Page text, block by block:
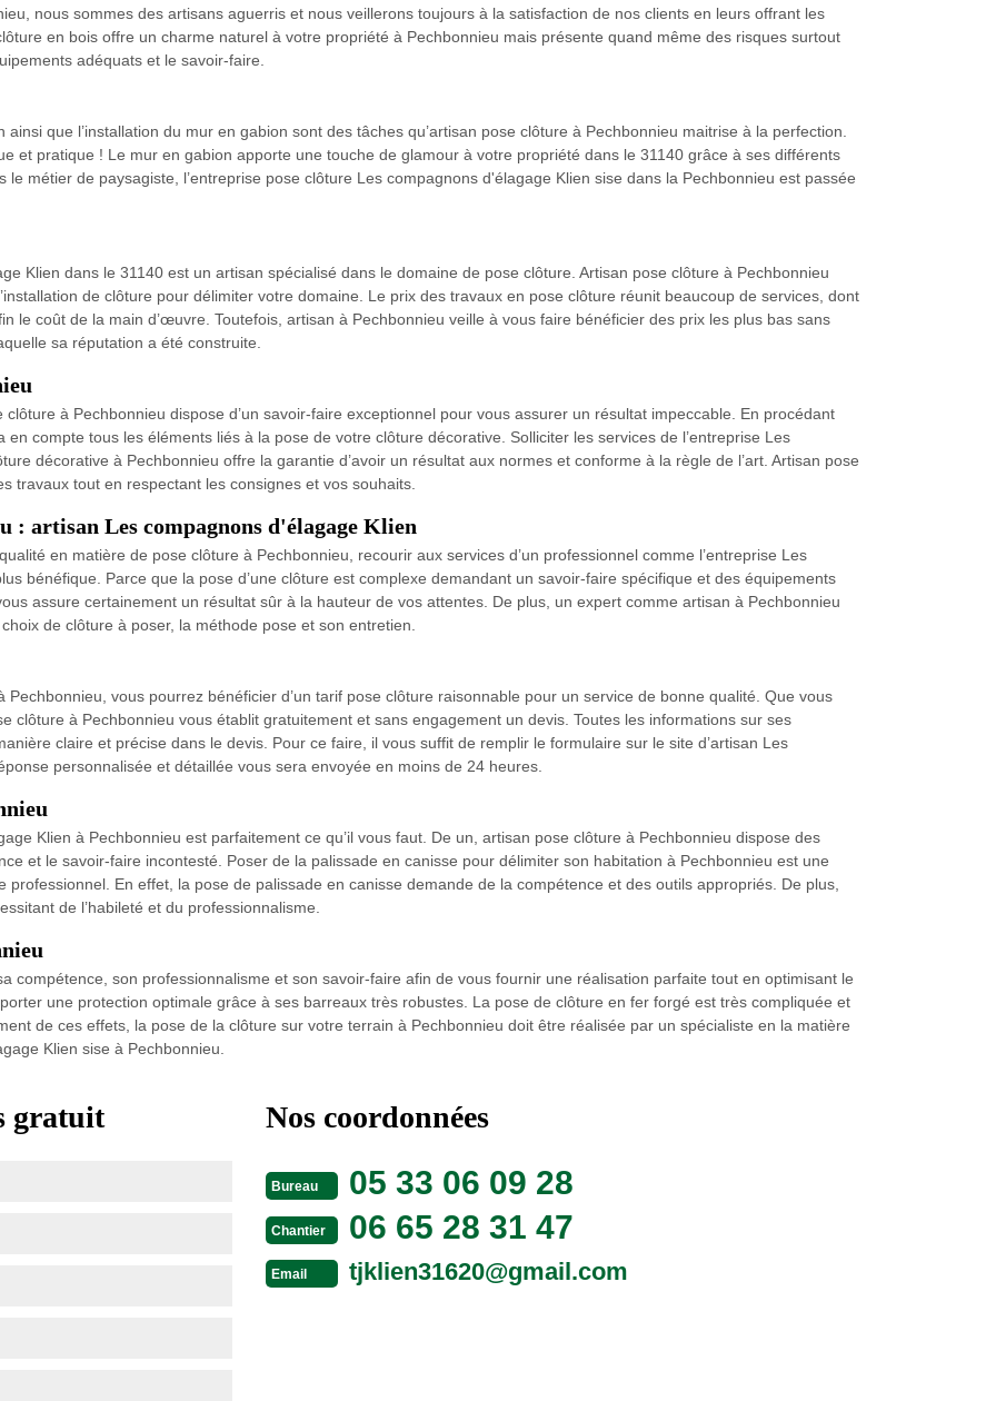
nous sommes des artisans aguerris et nous veillerons toujours à la satisfaction de nos clients en leurs offrant les
en bois offre un charme naturel à votre propriété à Pechbonnieu mais présente quand même des risques surtout
adéquats et le savoir-faire.
que l’installation du mur en gabion sont des tâches qu’artisan pose clôture à Pechbonnieu maitrise à la perfection.
et pratique ! Le mur en gabion apporte une touche de glamour à votre propriété dans le 31140 grâce à ses différents
le métier de paysagiste, l’entreprise pose clôture Les compagnons d'élagage Klien sise dans la Pechbonnieu est passée
Klien dans le 31140 est un artisan spécialisé dans le domaine de pose clôture. Artisan pose clôture à Pechbonnieu
de clôture pour délimiter votre domaine. Le prix des travaux en pose clôture réunit beaucoup de services, dont
le coût de la main d’œuvre. Toutefois, artisan à Pechbonnieu veille à vous faire bénéficier des prix les plus bas sans
sa réputation a été construite.
à Pechbonnieu dispose d’un savoir-faire exceptionnel pour vous assurer un résultat impeccable. En procédant
compte tous les éléments liés à la pose de votre clôture décorative. Solliciter les services de l’entreprise Les
décorative à Pechbonnieu offre la garantie d’avoir un résultat aux normes et conforme à la règle de l’art. Artisan pose
travaux tout en respectant les consignes et vos souhaits.
: artisan Les compagnons d'élagage Klien
en matière de pose clôture à Pechbonnieu, recourir aux services d’un professionnel comme l’entreprise Les
bénéfique. Parce que la pose d’une clôture est complexe demandant un savoir-faire spécifique et des équipements
assure certainement un résultat sûr à la hauteur de vos attentes. De plus, un expert comme artisan à Pechbonnieu
de clôture à poser, la méthode pose et son entretien.
Pechbonnieu, vous pourrez bénéficier d’un tarif pose clôture raisonnable pour un service de bonne qualité. Que vous
clôture à Pechbonnieu vous établit gratuitement et sans engagement un devis. Toutes les informations sur ses
claire et précise dans le devis. Pour ce faire, il vous suffit de remplir le formulaire sur le site d’artisan Les
personnalisée et détaillée vous sera envoyée en moins de 24 heures.
Klien à Pechbonnieu est parfaitement ce qu’il vous faut. De un, artisan pose clôture à Pechbonnieu dispose des
et le savoir-faire incontesté. Poser de la palissade en canisse pour délimiter son habitation à Pechbonnieu est une
En effet, la pose de palissade en canisse demande de la compétence et des outils appropriés. De plus,
de l’habileté et du professionnalisme.
compétence, son professionnalisme et son savoir-faire afin de vous fournir une réalisation parfaite tout en optimisant le
une protection optimale grâce à ses barreaux très robustes. La pose de clôture en fer forgé est très compliquée et
de ces effets, la pose de la clôture sur votre terrain à Pechbonnieu doit être réalisée par un spécialiste en la matière
Klien sise à Pechbonnieu.
gratuit Nos coordonnées
Bureau 05 33 06 09 28
Chantier 06 65 28 31 47
Email tjklien31620@gmail.com